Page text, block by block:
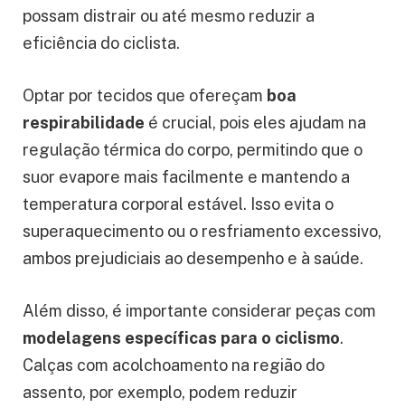
possam distrair ou até mesmo reduzir a
eficiência do ciclista.
Optar por tecidos que ofereçam boa
respirabilidade é crucial, pois eles ajudam na
regulação térmica do corpo, permitindo que o
suor evapore mais facilmente e mantendo a
temperatura corporal estável. Isso evita o
superaquecimento ou o resfriamento excessivo,
ambos prejudiciais ao desempenho e à saúde.
Além disso, é importante considerar peças com
modelagens específicas para o ciclismo.
Calças com acolchoamento na região do
assento, por exemplo, podem reduzir